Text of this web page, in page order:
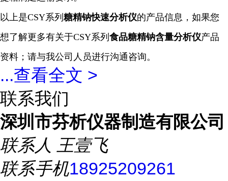
以上是CSY系列 糖精钠快速分析仪的产品信息，如果您
想了解更多有关于CSY系列 食品糖精钠含量分析仪产品
资料；请与我公司人员进行沟通咨询。
...查看全文 >
联系我们
深圳市芬析仪器制造有限公司
联系人 王壹飞
联系手机18925209261